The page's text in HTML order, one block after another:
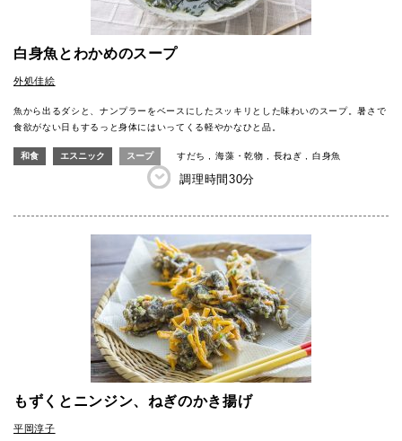
白身魚とわかめのスープ
外処佳絵
魚から出るダシと、ナンプラーをベースにしたスッキリとした味わいのスープ。暑さで
食欲がない日もするっと身体にはいってくる軽やかなひと品。
和食 エスニック スープ すだち 海藻・乾物 長ねぎ 白身魚
調理時間30分
もずくとニンジン、ねぎのかき揚げ
平岡淳子